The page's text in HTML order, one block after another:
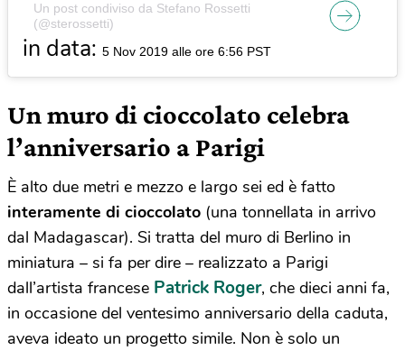
Un post condiviso da Stefano Rossetti
(@sterossetti)
in data: 5 Nov 2019 alle ore 6:56 PST
Un muro di cioccolato celebra
l’anniversario a Parigi
È alto due metri e mezzo e largo sei ed è fatto
interamente di cioccolato (una tonnellata in arrivo
dal Madagascar). Si tratta del muro di Berlino in
miniatura – si fa per dire – realizzato a Parigi
dall’artista francese Patrick Roger, che dieci anni fa,
in occasione del ventesimo anniversario della caduta,
aveva ideato un progetto simile. Non è solo un